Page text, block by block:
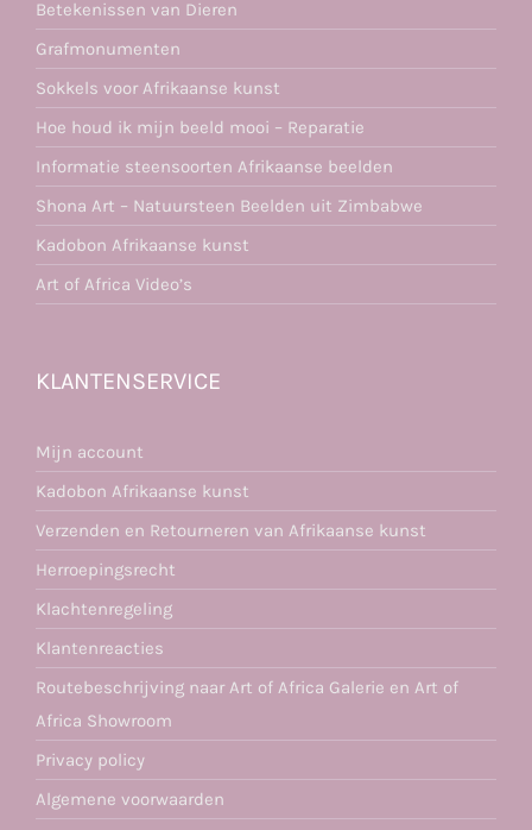
Betekenissen van Dieren
Grafmonumenten
Sokkels voor Afrikaanse kunst
Hoe houd ik mijn beeld mooi – Reparatie
Informatie steensoorten Afrikaanse beelden
Shona Art – Natuursteen Beelden uit Zimbabwe
Kadobon Afrikaanse kunst
Art of Africa Video’s
KLANTENSERVICE
Mijn account
Kadobon Afrikaanse kunst
Verzenden en Retourneren van Afrikaanse kunst
Herroepingsrecht
Klachtenregeling
Klantenreacties
Routebeschrijving naar Art of Africa Galerie en Art of
Africa Showroom
Privacy policy
Algemene voorwaarden